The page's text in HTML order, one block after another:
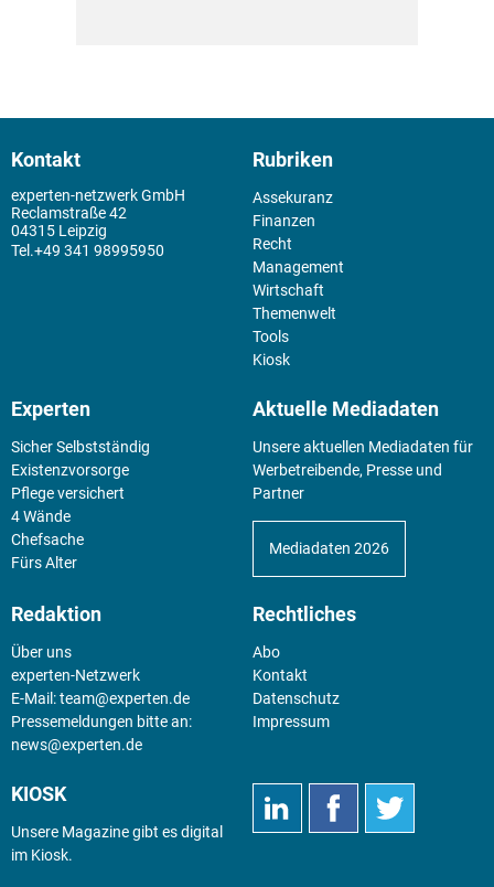
Kontakt
experten-netzwerk GmbH
Reclamstraße 42
04315 Leipzig
+49 341 98995950
Rubriken
Assekuranz
Finanzen
Recht
Management
Wirtschaft
Themenwelt
Tools
Kiosk
Experten
Sicher Selbstständig
Existenz­vorsorge
Pflege versichert
4 Wände
Chefsache
Fürs Alter
Aktuelle Mediadaten
Unsere aktuellen Mediadaten für
Werbetreibende, Presse und
Partner
Mediadaten 2026
Redaktion
Über uns
experten-Netzwerk
E-Mail:team@experten.de
Pressemeldungen bitte an:
news@experten.de
Rechtliches
Abo
Kontakt
Datenschutz
Impressum
KIOSK
Unsere Magazine gibt es digital
im Kiosk.